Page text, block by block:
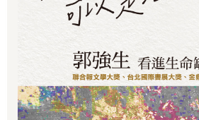
養肥的小牛，不是你擠奶用的乳牛。
你不准拿我當你的工廠。
我子宮或大腦的股份。
這是我的身體。如果我曾給了你
我要拿回來。我的生命
是不容討價還價的合法要求。